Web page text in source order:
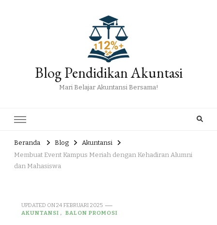
Blog Pendidikan Akuntasi
Mari Belajar Akuntansi Bersama!
Beranda Blog
Akuntansi
Membuat Event Kampus Meriah dengan Kehadiran Alumni
dan Mahasiswa
UPDATED ON24 FEBRUARI 2025
AKUNTANSI
BALON PROMOSI